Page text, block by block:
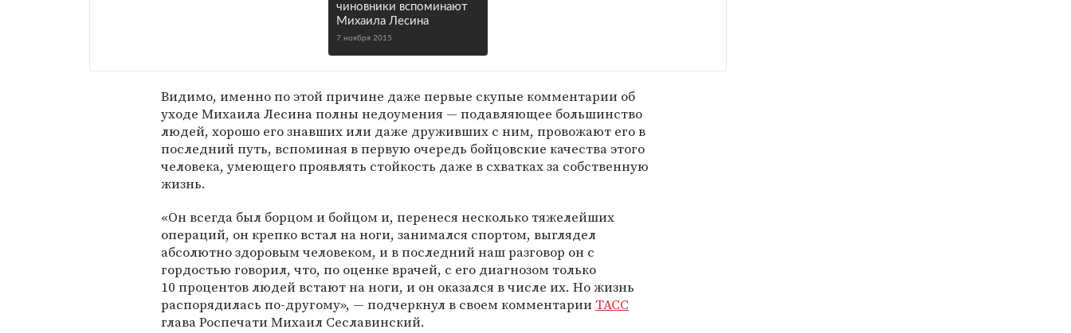
чиновники вспоминают
Михаила Лесина
7 ноября 2015
Видимо, именно по этой причине даже первые скупые комментарии об
уходе Михаила Лесина полны недоумения — подавляющее большинство
людей, хорошо его знавших или даже друживших с ним, провожают его в
последний путь, вспоминая в первую очередь бойцовские качества этого
человека, умеющего проявлять стойкость даже в схватках за собственную
жизнь.
«Он всегда был борцом и бойцом и, перенеся несколько тяжелейших
операций, он крепко встал на ноги, занимался спортом, выглядел
абсолютно здоровым человеком, и в последний наш разговор он с
гордостью говорил, что, по оценке врачей, с его диагнозом только
10 процентов людей встают на ноги, и он оказался в числе их. Но жизнь
распорядилась по-другому», — подчеркнул в своем комментарии ТАСС
глава Роспечати Михаил Сеславинский.